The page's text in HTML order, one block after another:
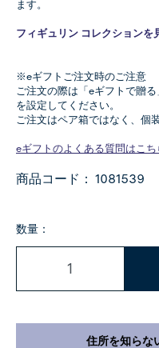
ます。
フィギュリン コレクションを
※eギフトご注文時のご注意
ご注文の際は「eギフトで贈
を設定してください。
ご注文はペア箱ではなく、個
eギフトのよくある質問はこち
商品コード： 1081539
数量：